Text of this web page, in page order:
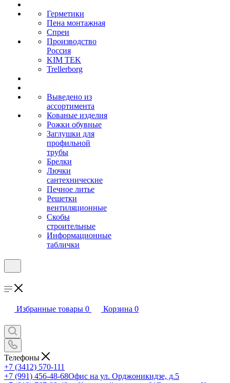
Герметики
Пена монтажная
Спреи
Производство
Россия
KIM TEK
Trellerborg
Выведено из
ассортимента
Кованые изделия
Рожки обувные
Заглушки для
профильной
трубы
Брелки
Лючки
сантехнические
Печное литье
Решетки
вентиляционные
Скобы
строительные
Информационные
таблички
Избранные товары 0 Корзина 0
Телефоны
+7 (3412) 570-111
+7 (991) 456-48-68Офис на ул. Орджоникидзе, д.5